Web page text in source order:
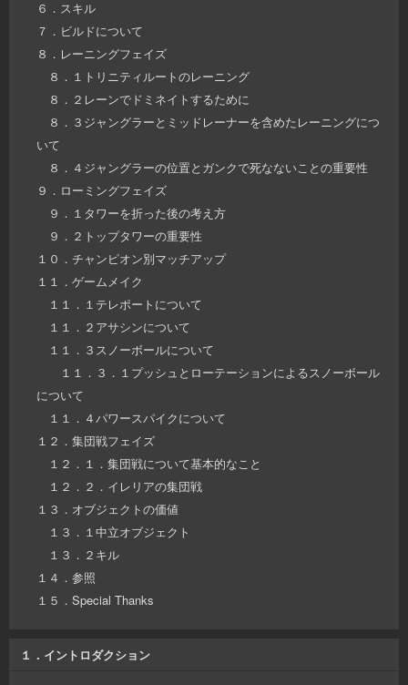
６．スキル
７．ビルドについて
８．レーニングフェイズ
８．１トリニティルートのレーニング
８．２レーンでドミネイトするために
８．３ジャングラーとミッドレーナーを含めたレーニングにつ
いて
８．４ジャングラーの位置とガンクで死なないことの重要性
９．ローミングフェイズ
９．１タワーを折った後の考え方
９．２トップタワーの重要性
１０．チャンピオン別マッチアップ
１１．ゲームメイク
１１．１テレポートについて
１１．２アサシンについて
１１．３スノーボールについて
１１．３．１プッシュとローテーションによるスノーボール
について
１１．４パワースパイクについて
１２．集団戦フェイズ
１２．１．集団戦について基本的なこと
１２．２．イレリアの集団戦
１３．オブジェクトの価値
１３．１中立オブジェクト
１３．２キル
１４．参照
１５．Special Thanks
１．イントロダクション